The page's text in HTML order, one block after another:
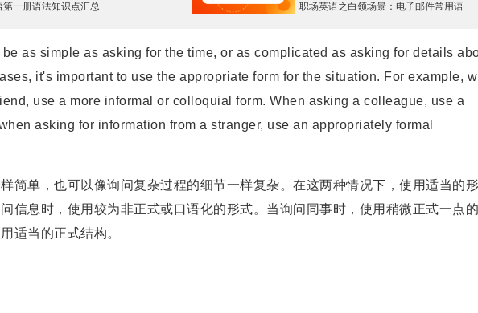
第一册语法知识点汇总
职场英语之白领场景：电子邮件常用语
as simple as asking for the time, or as complicated as asking for details
it's important to use the appropriate form for the situation. For example,
use a more informal or colloquial form. When asking a colleague, use a
asking for information from a stranger, use an appropriately formal
单，也可以像询问复杂过程的细节一样复杂。在这两种情况下，使用适当的
信息时，使用较为非正式或口语化的形式。当询问同事时，使用稍微正式一点
适当的正式结构。